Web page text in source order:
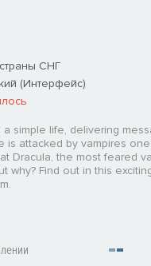
СНГ
(Интерфейс)
a simple life, delivering
is attacked by vampires
Dracula, the most feared
why? Find out in this